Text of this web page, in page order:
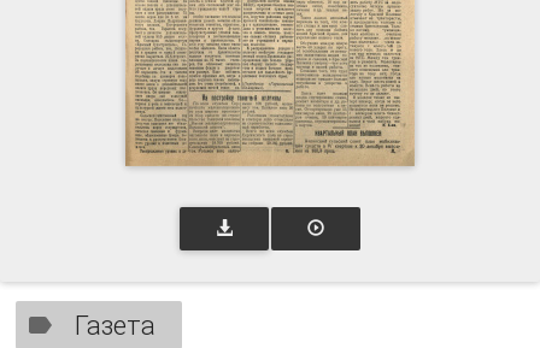
Газета